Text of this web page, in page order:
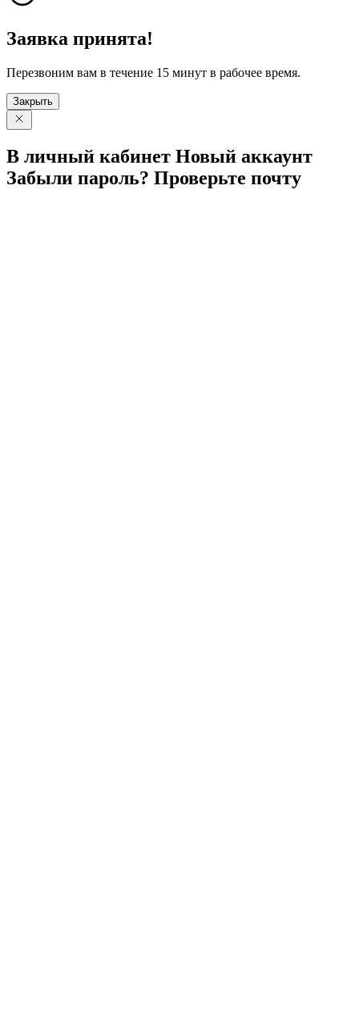
Заявка принята!
Перезвоним вам в течение 15 минут в рабочее время.
Закрыть
В личный кабинет Новый аккаунт
Забыли пароль? Проверьте почту